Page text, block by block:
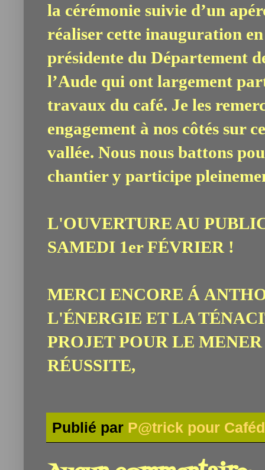
la cérémonie suivie d’un
réaliser cette inauguration en
présidente du Département
l’Aude qui ont largement
travaux du café. Je les
engagement à nos côtés sur
vallée. Nous nous battons
chantier y participe
L'OUVERTURE AU
SAMEDI 1er FÉVRIER !
MERCI ENCORE Á
L'ÉNERGIE ET LA
PROJET POUR LE
RÉUSSITE,
Publié par P@trick pour